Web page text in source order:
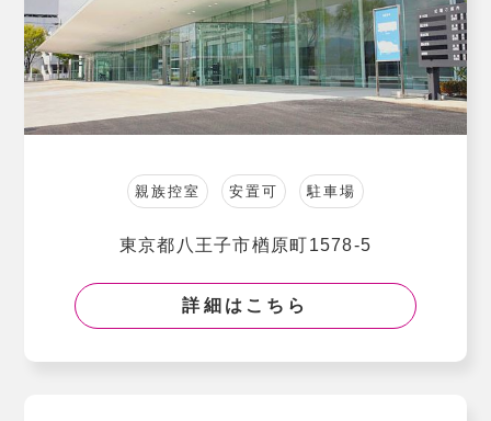
親族控室 安置可 駐車場
東京都八王子市楢原町1578-5
詳細はこちら